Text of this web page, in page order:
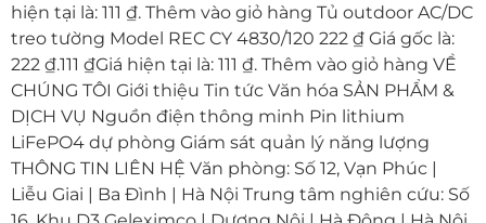
hiện tại là: 111 ₫. Thêm vào giỏ hàng Tủ outdoor AC/DC
treo tường Model REC CY 4830/120 222 ₫ Giá gốc là:
222 ₫.111 ₫Giá hiện tại là: 111 ₫. Thêm vào giỏ hàng VỀ
CHÚNG TÔI Giới thiệu Tin tức Văn hóa SẢN PHẨM &
DỊCH VỤ Nguồn điện thông minh Pin lithium
LiFePO4 dự phòng Giám sát quản lý năng lượng
THÔNG TIN LIÊN HỆ Văn phòng: Số 12, Vạn Phúc |
Liễu Giai | Ba Đình | Hà Nội Trung tâm nghiên cứu: Số